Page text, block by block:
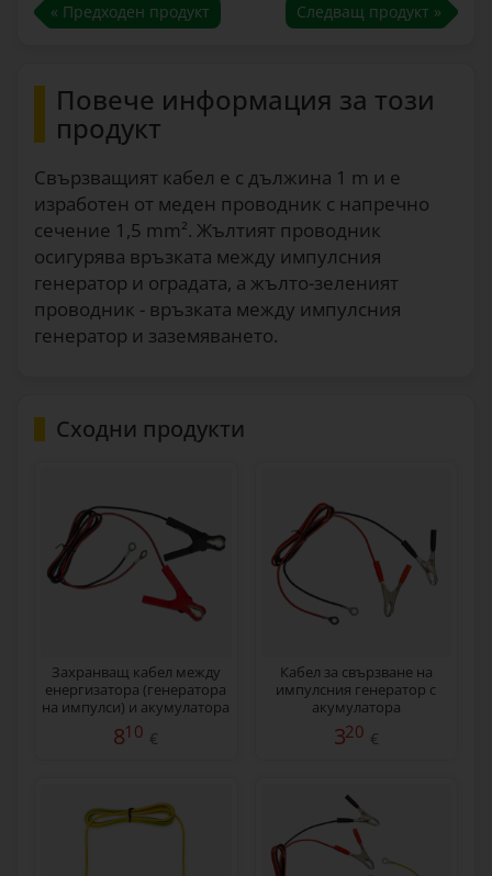
« Предходен продукт Следващ продукт »
Повече информация за този
продукт
Свързващият кабел е с дължина 1 m и е
изработен от меден проводник с напречно
сечение 1,5 mm². Жълтият проводник
осигурява връзката между импулсния
генератор и оградата, а жълто-зеленият
проводник - връзката между импулсния
генератор и заземяването.
Сходни продукти
Захранващ кабел между
енергизатора (генератора
на импулси) и акумулатора
810 €
Кабел за свързване на
импулсния генератор с
акумулатора
320 €